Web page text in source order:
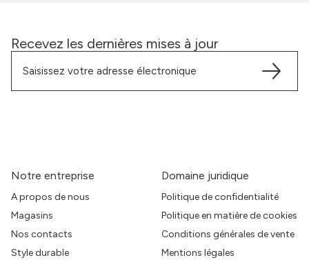
Recevez les dernières mises à jour
Notre entreprise
A propos de nous
Magasins
Nos contacts
Style durable
Domaine juridique
Politique de confidentialité
Politique en matière de cookies
Conditions générales de vente
Mentions légales